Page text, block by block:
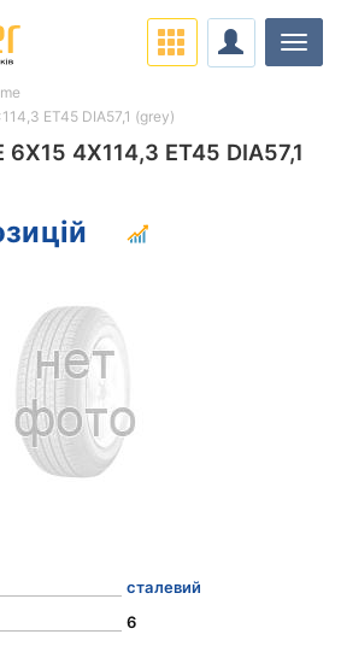
6X15 4X114,3 ET45 DIA57,1
сталевий
6
ET45 DIA57,1 (grey)